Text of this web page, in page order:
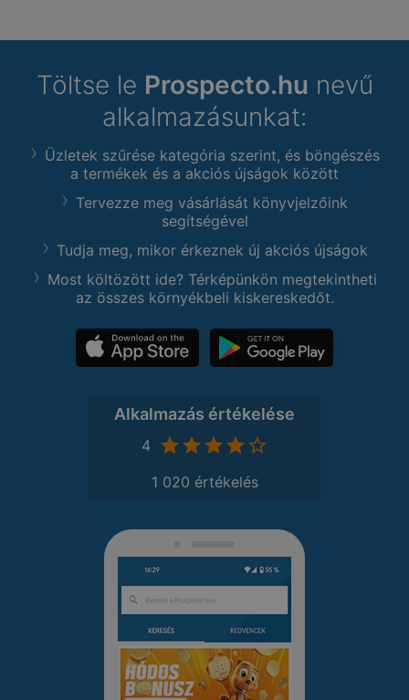
Töltse le Prospecto.hu nevű
alkalmazásunkat:
Üzletek szűrése kategória szerint, és böngészés
a termékek és a akciós újságok között
Tervezze meg vásárlását könyvjelzőink
segítségével
Tudja meg, mikor érkeznek új akciós újságok
Most költözött ide? Térképünkön megtekintheti
az összes környékbeli kiskereskedőt.
Alkalmazás értékelése
4
1 020 értékelés